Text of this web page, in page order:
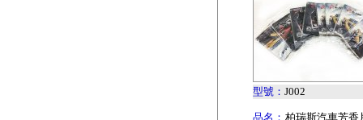
型號： J002
品名： 柏瑞斯汽車芳香